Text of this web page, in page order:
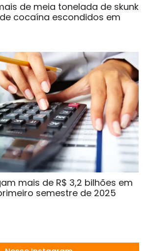
de meia tonelada de skunk
cocaína escondidos em
mais de R$ 3,2 bilhões em
semestre de 2025